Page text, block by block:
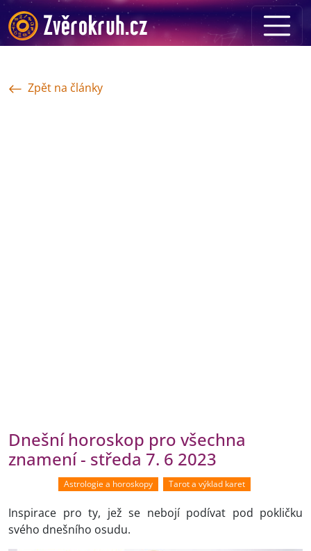
Zpět na články
Dnešní horoskop pro všechna
znamení - středa 7. 6 2023
Astrologie a horoskopy Tarot a výklad karet
Inspirace pro ty, jež se nebojí podívat pod pokličku
svého dnešního osudu.